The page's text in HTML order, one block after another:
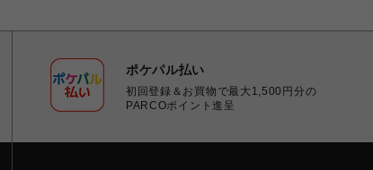
ポケパル払い
初回登録＆お買物で最大1,500円分の
PARCOポイント進呈